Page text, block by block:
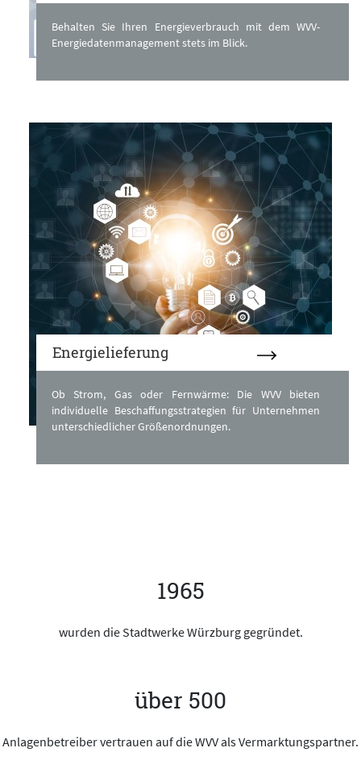
Behalten Sie Ihren Energieverbrauch mit dem WVV-
Energiedatenmanagement stets im Blick.
Energielieferung
Ob Strom, Gas oder Fernwärme: Die WVV bieten
individuelle Beschaffungsstrategien für Unternehmen
unterschiedlicher Größenordnungen.
1965
wurden die Stadtwerke Würzburg gegründet.
über 500
Anlagenbetreiber vertrauen auf die WVV als Vermarktungspartner.